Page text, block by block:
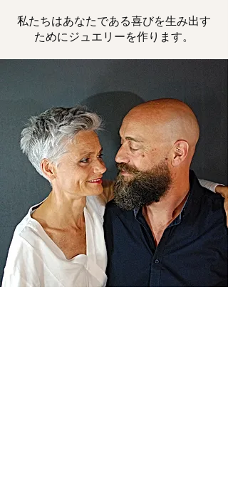
私たちはあなたである喜びを生み出す
ためにジュエリーを作ります。